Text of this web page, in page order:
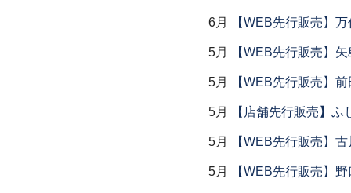
6月 【WEB先行販売】
5月 【WEB先行販売】
5月 【WEB先行販売】
5月 【店舗先行販売】ふ
5月 【WEB先行販売】
5月 【WEB先行販売】